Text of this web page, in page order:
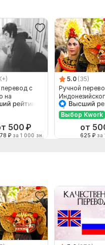
с
на
и
500₽
₽ за 1 000 зн.
5.0 (35)
Ручной
Русский и
Выбор Kwork
от
625 ₽ за